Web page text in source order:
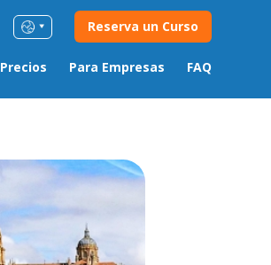
Precios Para Empresas FAQ
Reserva un Curso